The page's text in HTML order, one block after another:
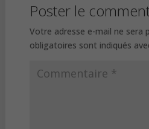
Poster le
Votre adresse e-mail ne sera
obligatoires sont indiqués